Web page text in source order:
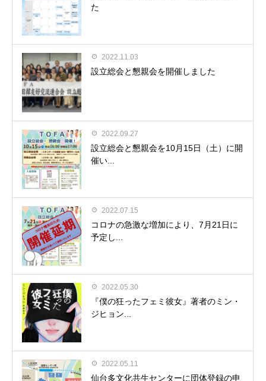
た
2022.11.03
設立総会と懇親会を開催しました
2022.09.27
設立総会と懇親会を10月15日（土）に開
催い...
2022.07.15
コロナの急激な増加により、7月21日に
予定し...
2022.05.30
『僕の狂ったフェミ彼女』著者のミン・
ジヒョン...
2022.05.11
仙台多文化共生センターに団体登録の申